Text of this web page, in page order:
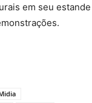
em seu estande